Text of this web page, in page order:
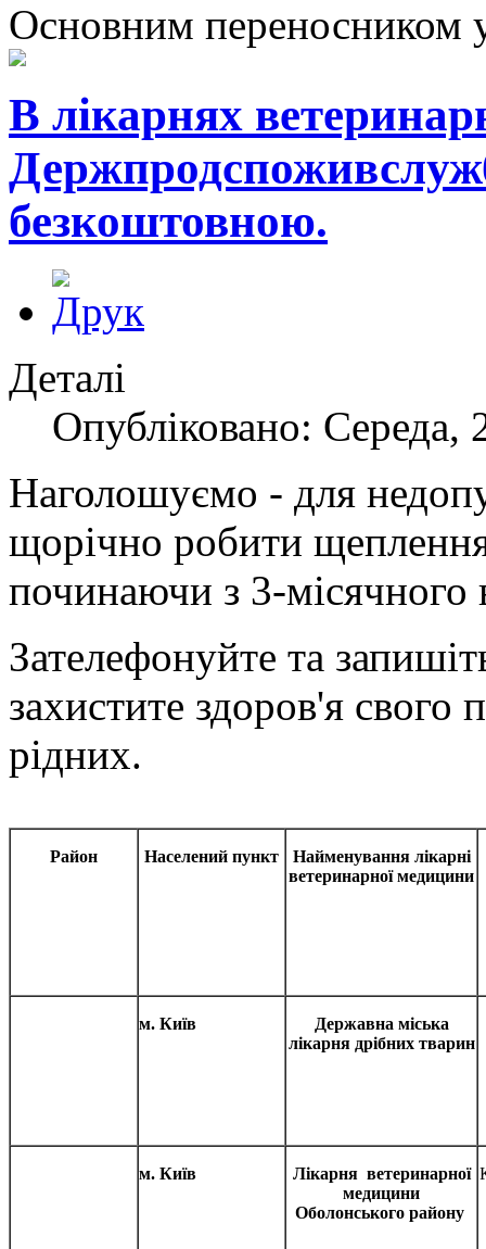
Основним переносником
В лікарнях
безкоштовною.
Деталі
Опубліковано: Середа,
Наголошуємо - для
щорічно робити
починаючи з 3-місячного
Зателефонуйте та
захистите здоров'я свого
рідних.
Район Населений пункт
Найменування лікарні
ветеринарної медицини
м. Київ
Державна міська
лікарня дрібних тварин
м. Київ
Лікарня ветеринарної
медицини
Оболонського району